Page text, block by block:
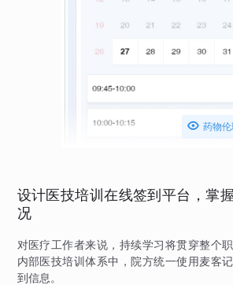
 药物
设计医技培训在线签到平台，掌
况
对医疗工作者来说，持续学习将贯穿整个
内部医技培训体系中，院方统一使用麦客
到信息。